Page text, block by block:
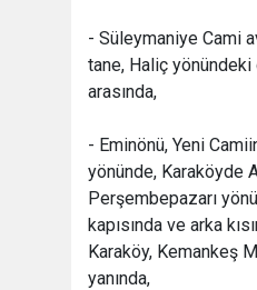
- Süleymaniye Cami
tane, Haliç yönündeki
arasında,
- Eminönü, Yeni
yönünde, Karaköyde
Perşembepazarı
kapısında ve arka
Karaköy, Kemankeş
yanında,